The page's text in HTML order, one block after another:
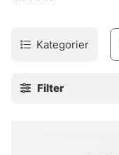
Kategorier
Filter